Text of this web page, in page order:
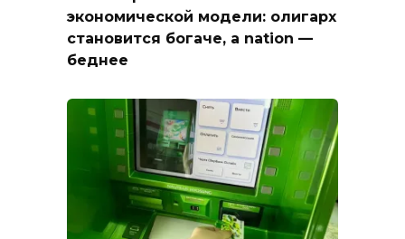
экономической модели: олигарх
становится богаче, а nation —
беднее